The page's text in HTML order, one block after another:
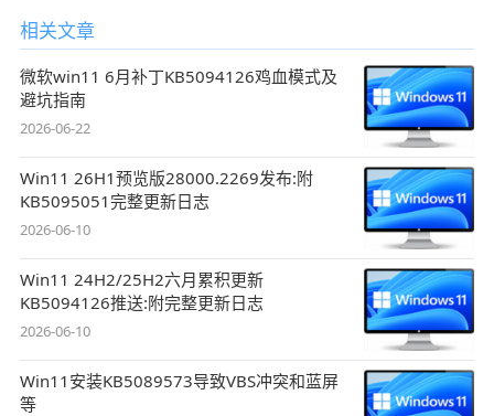
相关文章
微软win11 6月补丁KB5094126鸡血模式及
避坑指南
2026-06-22
Win11 26H1预览版28000.2269发布:附
KB5095051完整更新日志
2026-06-10
Win11 24H2/25H2六月累积更新
KB5094126推送:附完整更新日志
2026-06-10
Win11安装KB5089573导致VBS冲突和蓝屏
等